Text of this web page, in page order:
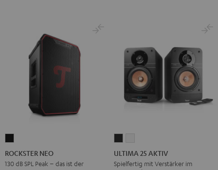
NEO
Schwarz
ROCKSTER NEO
130 dB SPL Peak – das ist der
25
AKTIV
25
AKTIV
ULTIMA 25 AKTIV
Spielfertig mit Verstärker im